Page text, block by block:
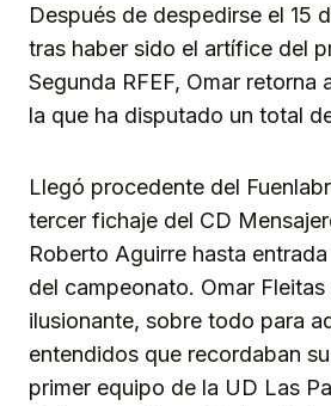
Después de despedirse el 15
tras haber sido el artífice del
Segunda RFEF, Omar retorna
la que ha disputado un total
Llegó procedente del
tercer fichaje del CD
Roberto Aguirre hasta
del campeonato. Omar
ilusionante, sobre todo para
entendidos que recordaban
primer equipo de la UD Las